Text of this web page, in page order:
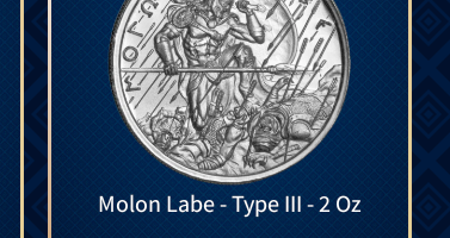
Molon Labe - Type III - 2 Oz